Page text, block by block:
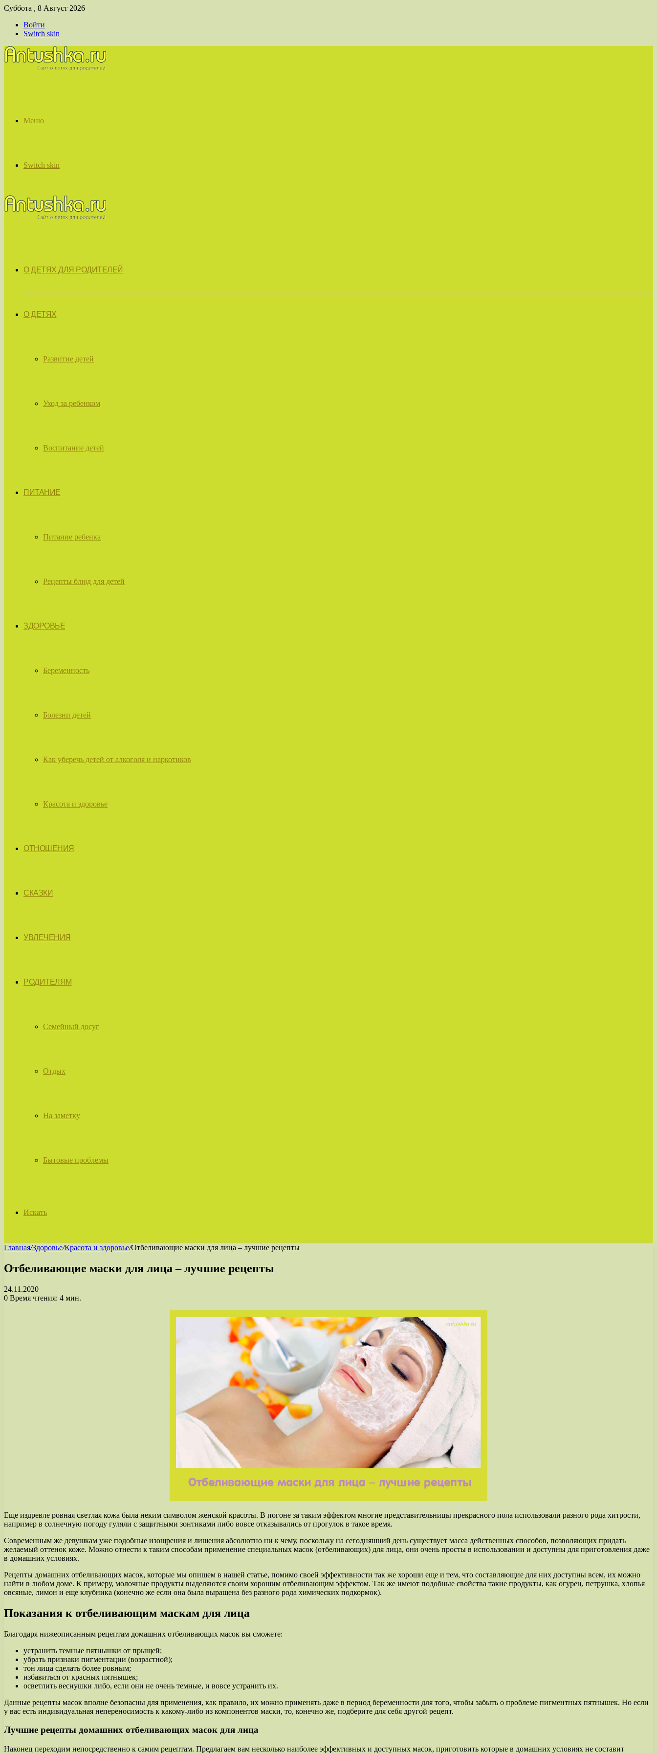
Суббота , 8 Август 2026
Войти
Switch skin
Меню
Switch skin
О ДЕТЯХ ДЛЯ РОДИТЕЛЕЙ
О ДЕТЯХ
Развитие детей
Уход за ребенком
Воспитание детей
ПИТАНИЕ
Питание ребенка
Рецепты блюд для детей
ЗДОРОВЬЕ
Беременность
Болезни детей
Как уберечь детей от алкоголя и наркотиков
Красота и здоровье
ОТНОШЕНИЯ
СКАЗКИ
УВЛЕЧЕНИЯ
РОДИТЕЛЯМ
Семейный досуг
Отдых
На заметку
Бытовые проблемы
Искать
Главная/Здоровье/Красота и здоровье/Отбеливающие маски для лица – лучшие рецепты
Отбеливающие маски для лица – лучшие рецепты
24.11.2020
0 Время чтения: 4 мин.
Еще издревле ровная светлая кожа была неким символом женской красоты. В погоне за таким эффектом многие представительницы прекрасного пола использовали разного рода хитрости,
например в солнечную погоду гуляли с защитными зонтиками либо вовсе отказывались от прогулок в такое время.
Современным же девушкам уже подобные изощрения и лишения абсолютно ни к чему, поскольку на сегодняшний день существует масса действенных способов, позволяющих придать
желаемый оттенок коже. Можно отнести к таким способам применение специальных масок (отбеливающих) для лица, они очень просты в использовании и доступны для приготовления даже
в домашних условиях.
Рецепты домашних отбеливающих масок, которые мы опишем в нашей статье, помимо своей эффективности так же хороши еще и тем, что составляющие для них доступны всем, их можно
найти в любом доме. К примеру, молочные продукты выделяются своим хорошим отбеливающим эффектом. Так же имеют подобные свойства такие продукты, как огурец, петрушка, хлопья
овсяные, лимон и еще клубника (конечно же если она была выращена без разного рода химических подкормок).
Показания к отбеливающим маскам для лица
Благодаря нижеописанным рецептам домашних отбеливающих масок вы сможете:
устранить темные пятнышки от прыщей;
убрать признаки пигментации (возрастной);
тон лица сделать более ровным;
избавиться от красных пятнышек;
осветлить веснушки либо, если они не очень темные, и вовсе устранить их.
Данные рецепты масок вполне безопасны для применения, как правило, их можно применять даже в период беременности для того, чтобы забыть о проблеме пигментных пятнышек. Но если
у вас есть индивидуальная непереносимость к какому-либо из компонентов маски, то, конечно же, подберите для себя другой рецепт.
Лучшие рецепты домашних отбеливающих масок для лица
Наконец переходим непосредственно к самим рецептам. Предлагаем вам несколько наиболее эффективных и доступных масок, приготовить которые в домашних условиях не составит